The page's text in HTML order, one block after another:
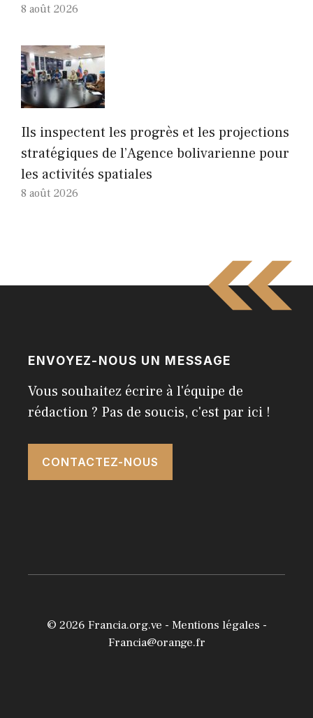
8 août 2026
Ils inspectent les progrès et les projections
stratégiques de l’Agence bolivarienne pour
les activités spatiales
8 août 2026
ENVOYEZ-NOUS UN MESSAGE
Vous souhaitez écrire à l'équipe de
rédaction ? Pas de soucis, c'est par ici !
CONTACTEZ-NOUS
© 2026 Francia.org.ve - Mentions légales -
Francia@orange.fr